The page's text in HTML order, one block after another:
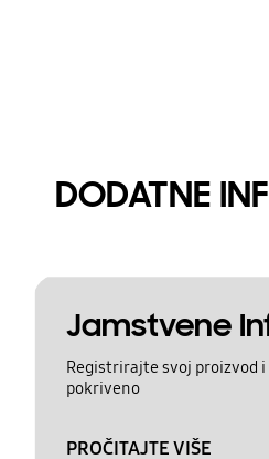
DODATNE
Jamstvene
Registrirajte svoj proizvod
pokriveno
PROČITAJTE VIŠE